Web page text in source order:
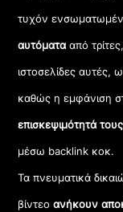
τυχόν
αυτόματααπό
ιστοσελίδες αυτές,
καθώς η εμφάνιση
επισκεψιμότητά
μέσω backlink κοκ.
Τα πνευματικά
βίντεοανήκουν